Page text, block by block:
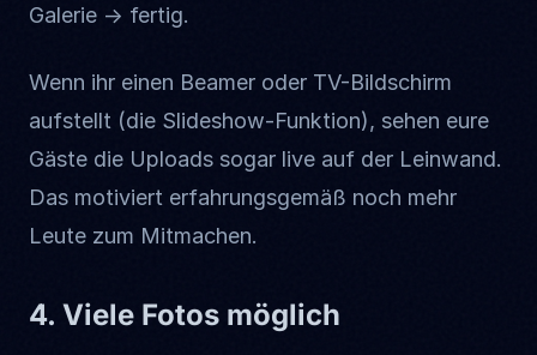
Galerie → fertig.
Wenn ihr einen Beamer oder TV-Bildschirm
aufstellt (die Slideshow-Funktion), sehen eure
Gäste die Uploads sogar live auf der Leinwand.
Das motiviert erfahrungsgemäß noch mehr
Leute zum Mitmachen.
4. Viele Fotos möglich